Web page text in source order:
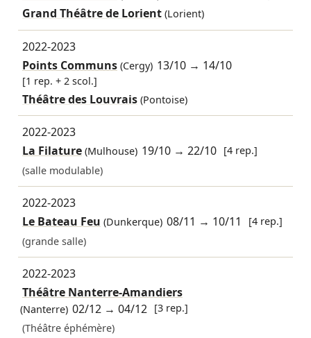
Grand Théâtre de Lorient (Lorient)
2022-2023
Points Communs(Cergy) 13/10 → 14/10
[1 rep. + 2 scol.]
Théâtre des Louvrais (Pontoise)
2022-2023
La Filature(Mulhouse) 19/10 →22/10 [4 rep.]
(salle modulable)
2022-2023
Le Bateau Feu (Dunkerque) 08/11 → 10/11
[4 rep.]
(grande salle)
2022-2023
Théâtre Nanterre-Amandiers
(Nanterre) 02/12 →04/12 [3 rep.]
(Théâtre éphémère)